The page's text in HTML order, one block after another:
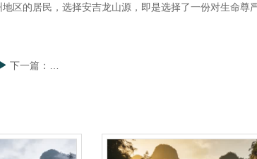
区的居民，选择安吉龙山源，即是选择了一份对生命尊
下一篇：